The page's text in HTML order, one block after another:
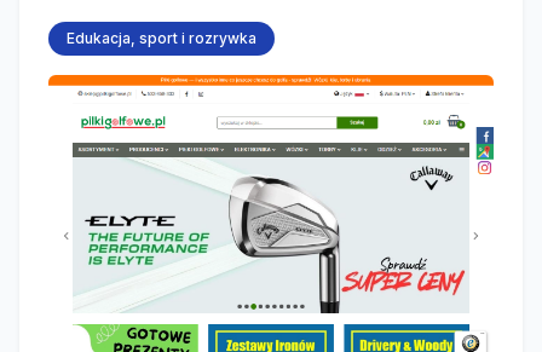
Edukacja, sport i rozrywka